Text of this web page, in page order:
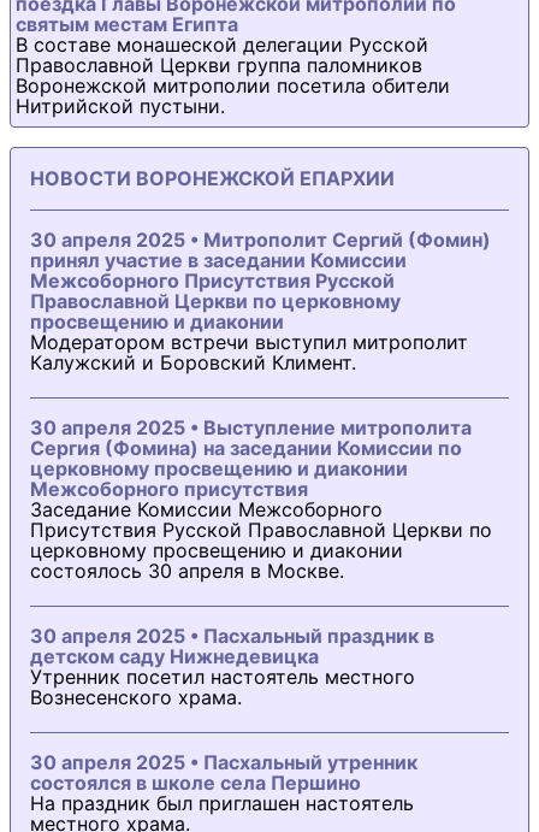
святым местам Египта
В составе монашеской делегации Русской
Православной Церкви группа паломников
Воронежской митрополии посетила обители
Нитрийской пустыни.
НОВОСТИ ВОРОНЕЖСКОЙ ЕПАРХИИ
30 апреля 2025 • Митрополит Сергий (Фомин)
принял участие в заседании Комиссии
Межсоборного Присутствия Русской
Православной Церкви по церковному
просвещению и диаконии
Модератором встречи выступил митрополит
Калужский и Боровский Климент.
30 апреля 2025 • Выступление митрополита
Сергия (Фомина) на заседании Комиссии по
церковному просвещению и диаконии
Межсоборного присутствия
Заседание Комиссии Межсоборного
Присутствия Русской Православной Церкви по
церковному просвещению и диаконии
состоялось 30 апреля в Москве.
30 апреля 2025 • Пасхальный праздник в
детском саду Нижнедевицка
Утренник посетил настоятель местного
Вознесенского храма.
30 апреля 2025 • Пасхальный утренник
состоялся в школе села Першино
На праздник был приглашен настоятель
местного храма.